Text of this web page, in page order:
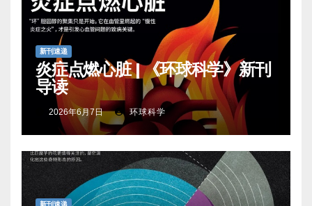
新刊速递
炎症点燃心脏 | 《环球科学》新刊
导读
2026年6月7日 环球科学
新刊速递